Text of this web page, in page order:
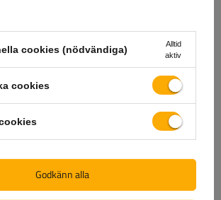
cookies (nödvändiga)
Alltid
aktiv
cookies
Godkänn alla